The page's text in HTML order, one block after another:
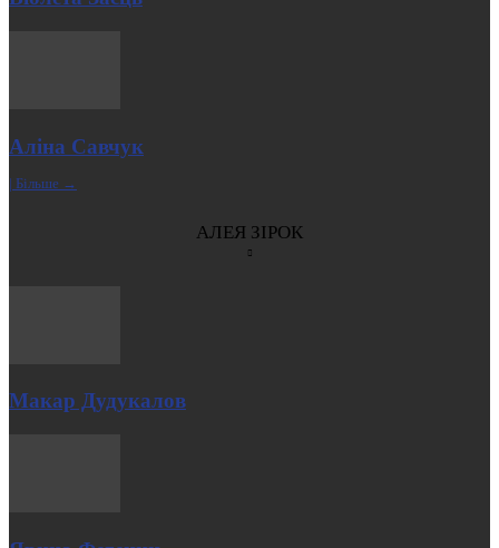
Аліна Савчук
| Більше →
АЛЕЯ ЗІРОК
Макар Дудукалов